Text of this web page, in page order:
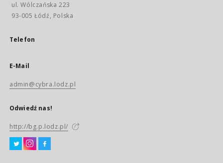
ul. Wólczańska 223
93-005 Łódź, Polska
Telefon
E-Mail
admin@cybra.lodz.pl
Odwiedź nas!
http://bg.p.lodz.pl/